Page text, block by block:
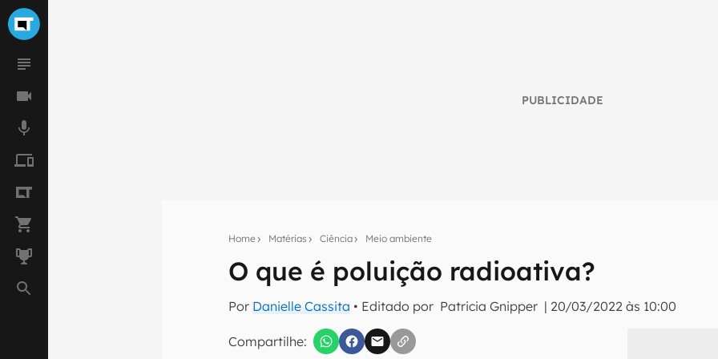
PUBLICIDADE
Home Matérias Ciência Meio ambiente
O que é poluição radioativa?
Por Danielle Cassita • Editado por Patricia Gnipper | 20/03/2022 às 10:00
Compartilhe:
Seu resumo inteligente do mundo tech!
Assine a newsletter do Canaltech e receba notícias e reviews sobre tecnologia